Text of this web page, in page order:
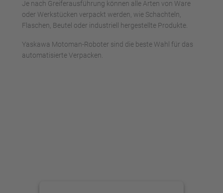
Je nach Greiferausführung können alle Arten von Ware
oder Werkstücken verpackt werden, wie Schachteln,
Flaschen, Beutel oder industriell hergestellte Produkte.
Yaskawa Motoman-Roboter sind die beste Wahl für das
automatisierte Verpacken.